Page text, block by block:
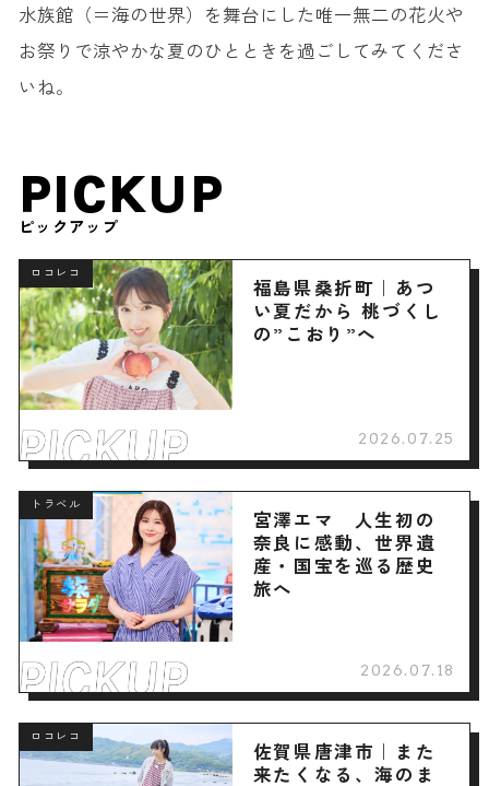
水族館（＝海の世界）を舞台にした唯一無二の花火や
お祭りで涼やかな夏のひとときを過ごしてみてくださ
いね。
PICKUP
ピックアップ
ロコレコ
福島県桑折町｜あつ
い夏だから 桃づくし
の”こおり”へ
2026.07.25
トラベル
宮澤エマ 人生初の
奈良に感動、世界遺
産・国宝を巡る歴史
旅へ
2026.07.18
ロコレコ
佐賀県唐津市｜また
来たくなる、海のま